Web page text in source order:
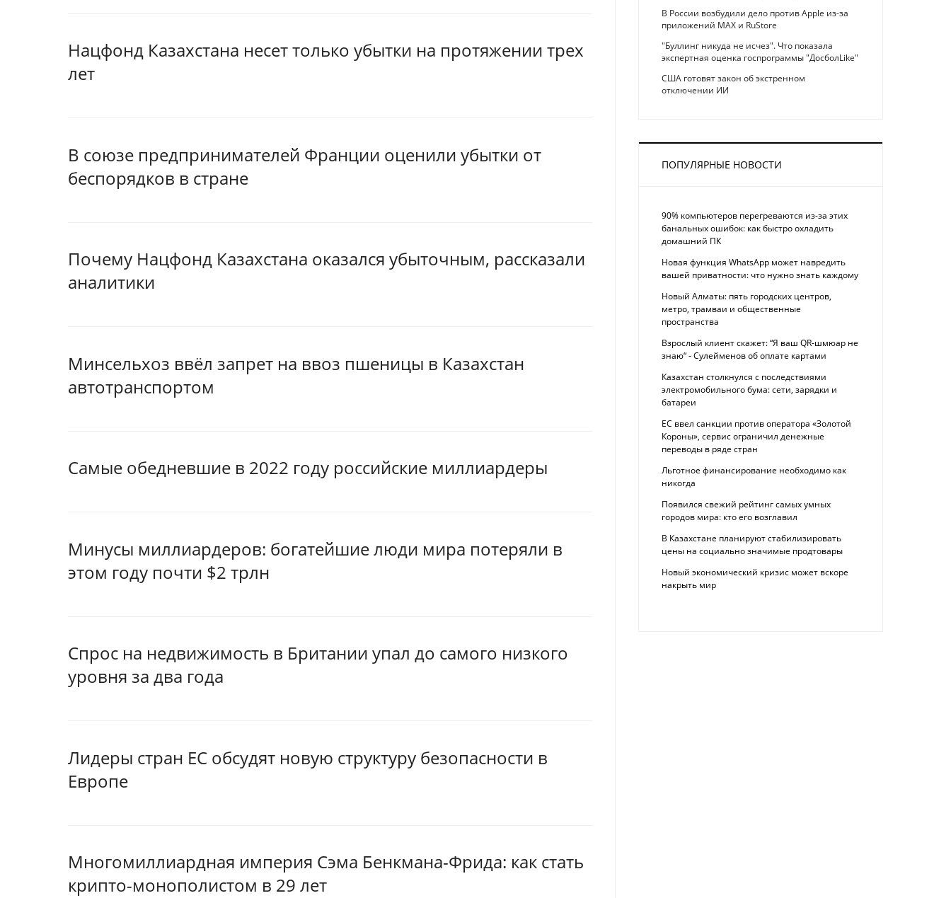
Нацфонд Казахстана несет только убытки на протяжении трех
лет
В союзе предпринимателей Франции оценили убытки от
беспорядков в стране
Почему Нацфонд Казахстана оказался убыточным, рассказали
аналитики
Минсельхоз ввёл запрет на ввоз пшеницы в Казахстан
автотранспортом
Самые обедневшие в 2022 году российские миллиардеры
Минусы миллиардеров: богатейшие люди мира потеряли в
этом году почти $2 трлн
Спрос на недвижимость в Британии упал до самого низкого
уровня за два года
Лидеры стран ЕС обсудят новую структуру безопасности в
Европе
Многомиллиардная империя Сэма Бенкмана-Фрида: как стать
крипто-монополистом в 29 лет
В России возбудили дело против Apple из-за
приложений MAX и RuStore
"Буллинг никуда не исчез". Что показала
экспертная оценка госпрограммы "ДосболLike"
США готовят закон об экстренном
отключении ИИ
ПОПУЛЯРНЫЕ НОВОСТИ
90% компьютеров перегреваются из-за этих
банальных ошибок: как быстро охладить
домашний ПК
Новая функция WhatsApp может навредить
вашей приватности: что нужно знать каждому
Новый Алматы: пять городских центров,
метро, трамваи и общественные
пространства
Взрослый клиент скажет: “Я ваш QR-шмюар не
знаю“ - Сулейменов об оплате картами
Казахстан столкнулся с последствиями
электромобильного бума: сети, зарядки и
батареи
ЕС ввел санкции против оператора «Золотой
Короны», сервис ограничил денежные
переводы в ряде стран
Льготное финансирование необходимо как
никогда
Появился свежий рейтинг самых умных
городов мира: кто его возглавил
В Казахстане планируют стабилизировать
цены на социально значимые продтовары
Новый экономический кризис может вскоре
накрыть мир